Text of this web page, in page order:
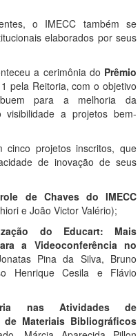
o IMECC também se
elaborados por seus
a cerimônia do Prêmio
pela Reitoria, com o objetivo
para a melhoria da
visibilidade a projetos bem-
cinco projetos inscritos, que
de inovação de seus
de Chaves do IMECC
e João Victor Valério);
do Educart: Mais
a Videoconferência no
Pina da Silva, Bruno
Henrique Cesila e Flávio
nas Atividades de
de Materiais Bibliográficos